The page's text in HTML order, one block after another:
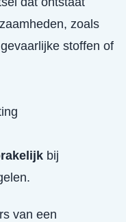
zoals
stoffen of
bij
van een